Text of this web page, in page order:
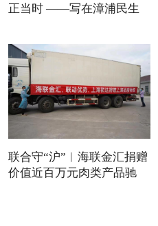
正当时 ——写在漳浦民生
联合守“沪”︱海联金汇捐赠
价值近百万元肉类产品驰